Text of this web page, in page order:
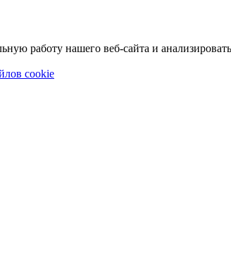
работу нашего веб-сайта и
cookie